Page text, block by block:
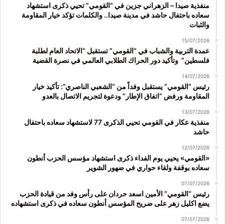
منفذية صيدا – الزهراني جزين في “القومي” تحيي ذكرى استشهاد
سعاده باحتفال حاشد في مدينة صيدا.. والكلمات تؤكد خيار المقاومة
والثبات
15/07/2026
عمدة التربية والشباب في “القومي” تستقبل “الاتحاد العام لطلبة
فلسطين” وتأكيد دور الحراك الطلابي العالمي في نصرة القضية
14/07/2026
رئيس “القومي” يستقبل وفداً من “الشعبي الناصري”: تأكيد خيار
المقاومة ورفض “اتفاق الإطار” ودعوة لتجريم الاتصال بالعدو
13/07/2026
منفذية عكار في القومي تحيي الذكرى 77 لاستشهاد سعاده باحتفال
حاشد
12/07/2026
«القومي» يحيي يوم الفداء ذكرى استشهاد مؤسس الحزب أنطون
سعاده بوقفة ولقاء حواري في ضهور الشوير
07/07/2026
رئيس “القومي” الأمين اسعد حردان على رأس وفد من قيادة الحزب
يضع اكليل زهر على ضريح المؤسس أنطون سعاده في ذكرى استشهاده
07/07/2026